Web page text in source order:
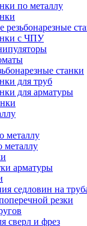
по металлу
с ЧПУ
станки
для труб
для арматуры
металлу
металлу
арматуры
седловин на
резки
сверл и фрез